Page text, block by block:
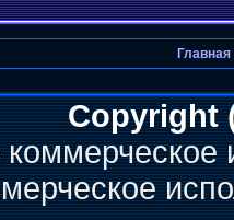
Главная
Copyright